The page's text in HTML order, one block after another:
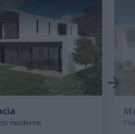
moderne